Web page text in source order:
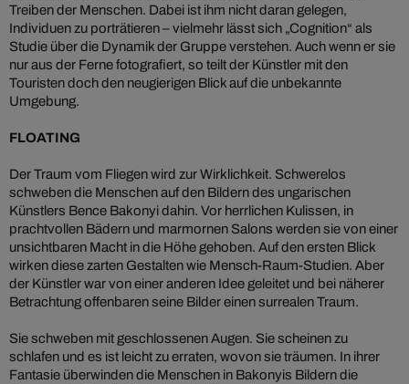
Treiben der Menschen. Dabei ist ihm nicht daran gelegen,
Individuen zu porträtieren – vielmehr lässt sich „Cognition“ als
Studie über die Dynamik der Gruppe verstehen. Auch wenn er sie
nur aus der Ferne fotografiert, so teilt der Künstler mit den
Touristen doch den neugierigen Blick auf die unbekannte
Umgebung.
FLOATING
Der Traum vom Fliegen wird zur Wirklichkeit. Schwerelos
schweben die Menschen auf den Bildern des ungarischen
Künstlers Bence Bakonyi dahin. Vor herrlichen Kulissen, in
prachtvollen Bädern und marmornen Salons werden sie von einer
unsichtbaren Macht in die Höhe gehoben. Auf den ersten Blick
wirken diese zarten Gestalten wie Mensch-Raum-Studien. Aber
der Künstler war von einer anderen Idee geleitet und bei näherer
Betrachtung offenbaren seine Bilder einen surrealen Traum.
Sie schweben mit geschlossenen Augen. Sie scheinen zu
schlafen und es ist leicht zu erraten, wovon sie träumen. In ihrer
Fantasie überwinden die Menschen in Bakonyis Bildern die